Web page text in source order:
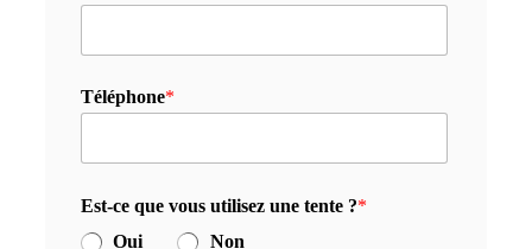
Téléphone*
Est-ce que vous utilisez une tente ?*
Oui
Non